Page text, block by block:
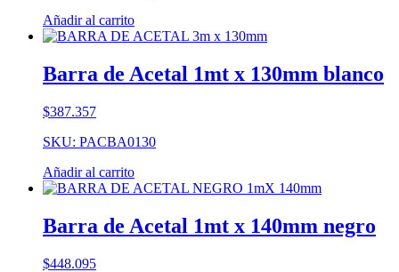
Añadir al carrito
Barra de Acetal 1mt x 130mm blanco
$387.357
SKU: PACBA0130
Añadir al carrito
Barra de Acetal 1mt x 140mm negro
$448.095